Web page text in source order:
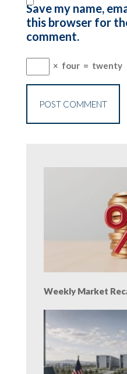
Save my name,
this browser for
comment.
× four = twenty
Weekly Market